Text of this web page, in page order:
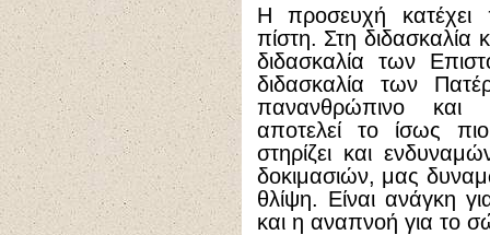
Η προσευχή κατέχει
πίστη. Στη διδασκαλία
διδασκαλία των
διδασκαλία των
πανανθρώπινο και
αποτελεί το ίσως
στηρίζει και
δοκιμασιών, μας
θλίψη. Είναι ανάγκη
και η αναπνοή για το